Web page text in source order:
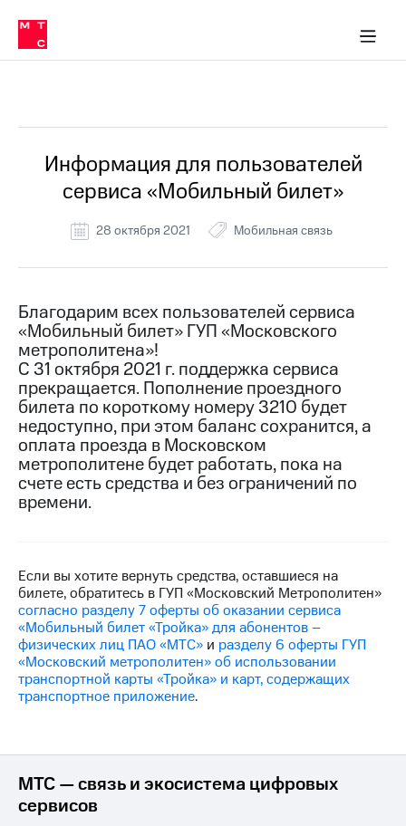
связь
Сервисы и подписки
30% на связь
кабинеты
Мобильная
и
Спутниковое
ТВ
МТС
Деньги
номер
в МТС
Тарифы
Услуги
Роуминг
Семейная
группа
карту
Оформить
eSIM
SIM-
карта
для
номер
Выбрать
в МТС
Услуги
приложение
Мой
МТС
Акции
Скидка 30%
на связь
Тарифы
RED,
РИИЛ
и МТС
оплате
с карты
МТС
Деньги
Выберите
и подключите
ТВ
Тарифы
Интернет,
Информация для пользователей
сервиса «Мобильный билет»
28 октября 2021 Мобильная связь
Благодарим всех пользователей сервиса
«Мобильный билет» ГУП «Московского
метрополитена»!
С 31 октября 2021 г. поддержка сервиса
прекращается. Пополнение проездного
билета по короткому номеру 3210 будет
недоступно, при этом баланс сохранится, а
оплата проезда в Московском
метрополитене будет работать, пока на
счете есть средства и без ограничений по
времени.
Если вы хотите вернуть средства, оставшиеся на
билете, обратитесь в ГУП «Московский Метрополитен»
согласно разделу 7 оферты об оказании сервиса
«Мобильный билет «Тройка» для абонентов –
физических лиц ПАО «МТС» и разделу 6 оферты ГУП
«Московский метрополитен» об использовании
транспортной карты «Тройка» и карт, содержащих
транспортное приложение.
МТС — связь и экосистема цифровых
сервисов